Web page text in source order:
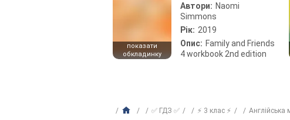
показати
обкладинку
Автори: Naomi
Simmons
Рік: 2019
Опис: Family and Friends
4 workbook 2nd edition
✅ ГДЗ ✅ ⚡ 3 клас ⚡